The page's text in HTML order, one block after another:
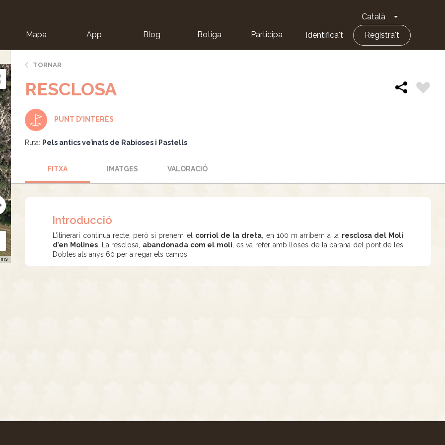
Català Toggle
Mapa App Blog Botiga Participa Identifica't Registra't
TORNAR
RESCLOSA
PUNT D'INTERÈS
Ruta: Pels antics veïnats de Rabioses i Pastells
FITXA IMATGES VALORACIÓ
Introducció
L’itinerari continua recte, però si prenem el corriol de la dreta , en 100 m arribem a la resclosa del Molí
d’en Molines . La resclosa, abandonada com el molí , es va refer amb lloses de la barana del pont de les
Dobles als anys 60 per a regar els camps.